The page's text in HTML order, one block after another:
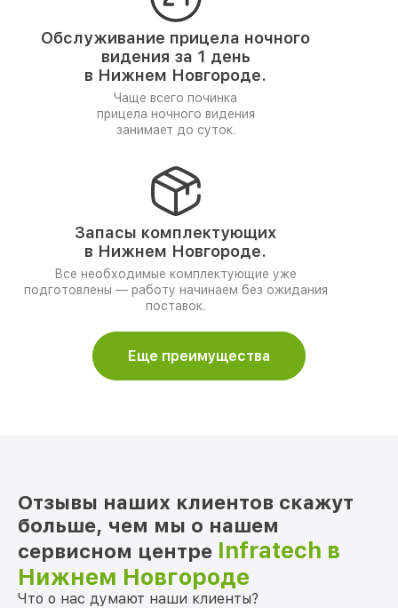
Обслуживание прицела ночного
видения за 1 день
в Нижнем Новгороде.
Чаще всего починка
прицела ночного видения
занимает до суток.
Запасы комплектующих
в Нижнем Новгороде.
Все необходимые комплектующие уже
подготовлены — работу начинаем без ожидания
поставок.
Еще преимущества
Отзывы наших клиентов скажут
больше, чем мы о нашем
сервисном центре Infratech в
Нижнем Новгороде
Что о нас думают наши клиенты?